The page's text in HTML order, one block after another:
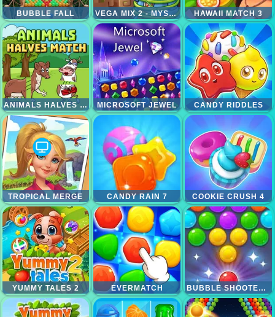
BUBBLE FALL VEGA MIX 2 - MYSTERY OF ISLAND HAWAII MATCH 3
ANIMALS HALVES MATCH MICROSOFT JEWEL CANDY RIDDLES
TROPICAL MERGE CANDY RAIN 7 COOKIE CRUSH 4
YUMMY TALES 2 EVERMATCH BUBBLE SHOOTER CANDY 2